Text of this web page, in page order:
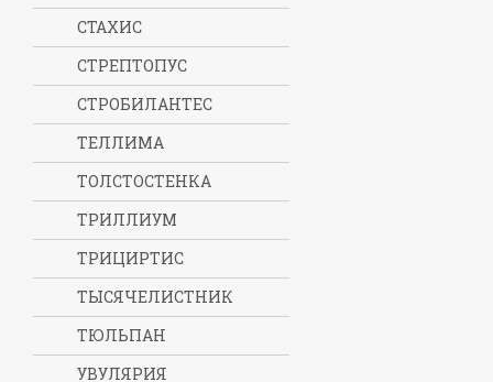
СТАХИС
СТРЕПТОПУС
СТРОБИЛАНТЕС
ТЕЛЛИМА
ТОЛСТОСТЕНКА
ТРИЛЛИУМ
ТРИЦИРТИС
ТЫСЯЧЕЛИСТНИК
ТЮЛЬПАН
УВУЛЯРИЯ